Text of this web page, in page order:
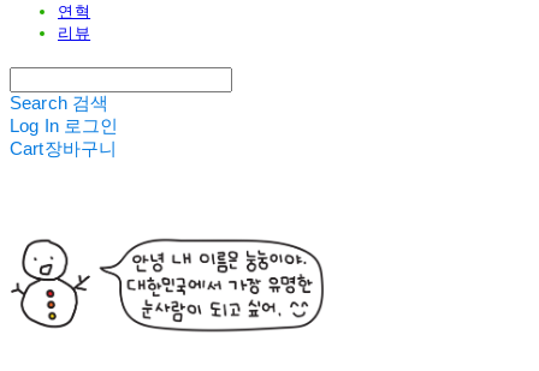
연혁
리뷰
Search 검색
Log In 로그인
Cart장바구니